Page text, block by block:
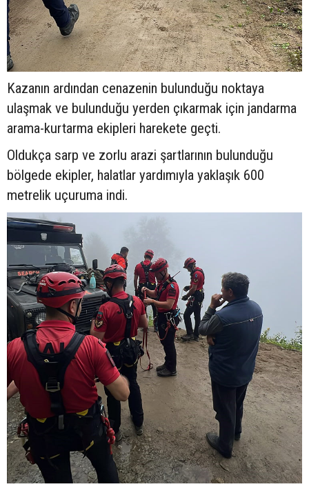
Kazanın ardından cenazenin bulunduğu noktaya
ulaşmak ve bulunduğu yerden çıkarmak için jandarma
arama-kurtarma ekipleri harekete geçti.
Oldukça sarp ve zorlu arazi şartlarının bulunduğu
bölgede ekipler, halatlar yardımıyla yaklaşık 600
metrelik uçuruma indi.